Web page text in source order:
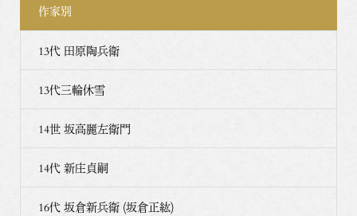
作家別
13代 田原陶兵衛
13代三輪休雪
14世 坂高麗左衛門
14代 新庄貞嗣
16代 坂倉新兵衛 (坂倉正紘)